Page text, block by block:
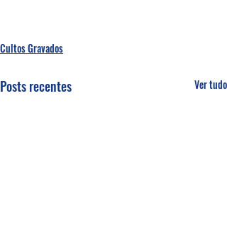
Cultos Gravados
Posts recentes Ver tudo